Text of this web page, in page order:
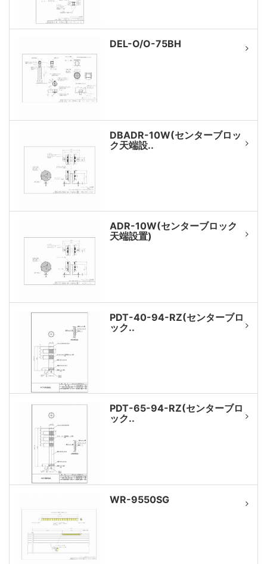
DEL-O/O-75BH
DBADR-10W(センターブロッ
ク天端設..
ADR-10W(センターブロック
天端設置)
PDT-40-94-RZ(センターブロ
ック..
PDT-65-94-RZ(センターブロ
ック..
WR-9550SG